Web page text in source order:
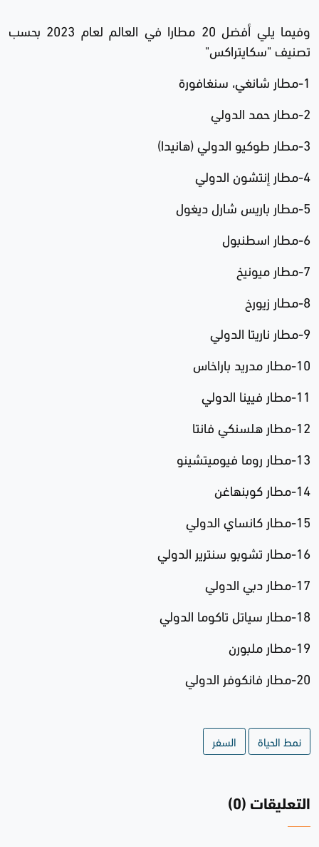
وفيما يلي أفضل 20 مطارا في العالم لعام 2023 بحسب
تصنيف "سكايتراكس"
1-مطار شانغي، سنغافورة
2-مطار حمد الدولي
3-مطار طوكيو الدولي (هانيدا)
4-مطار إنتشون الدولي
5-مطار باريس شارل ديغول
6-مطار اسطنبول
7-مطار ميونيخ
8-مطار زيورخ
9-مطار ناريتا الدولي
10-مطار مدريد باراخاس
11-مطار فيينا الدولي
12-مطار هلسنكي فانتا
13-مطار روما فيوميتشينو
14-مطار كوبنهاغن
15-مطار كانساي الدولي
16-مطار تشوبو سنترير الدولي
17-مطار دبي الدولي
18-مطار سياتل تاكوما الدولي
19-مطار ملبورن
20-مطار فانكوفر الدولي
نمط الحياة السفر
التعليقات (0)